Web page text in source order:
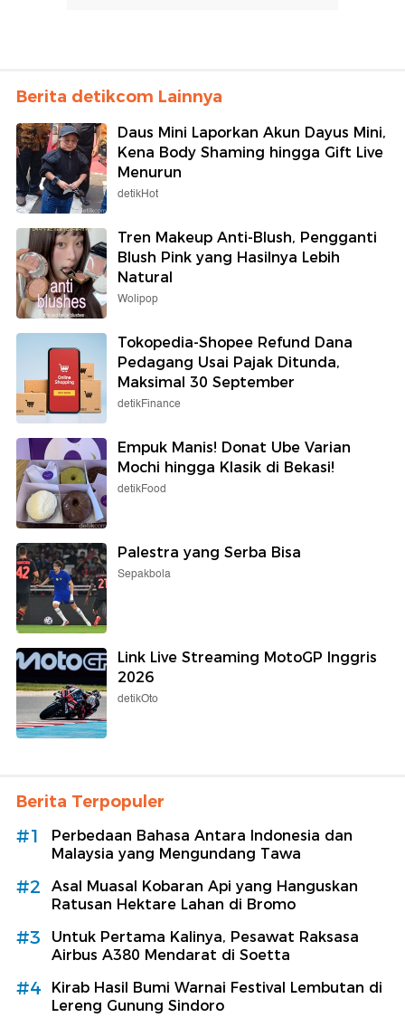
Berita detikcom Lainnya
Daus Mini Laporkan Akun Dayus Mini,
Kena Body Shaming hingga Gift Live
Menurun
detikHot
Tren Makeup Anti-Blush, Pengganti
Blush Pink yang Hasilnya Lebih
Natural
Wolipop
Tokopedia-Shopee Refund Dana
Pedagang Usai Pajak Ditunda,
Maksimal 30 September
detikFinance
Empuk Manis! Donat Ube Varian
Mochi hingga Klasik di Bekasi!
detikFood
Palestra yang Serba Bisa
Sepakbola
Link Live Streaming MotoGP Inggris
2026
detikOto
Berita Terpopuler
#1
Perbedaan Bahasa Antara Indonesia dan
Malaysia yang Mengundang Tawa
#2
Asal Muasal Kobaran Api yang Hanguskan
Ratusan Hektare Lahan di Bromo
#3
Untuk Pertama Kalinya, Pesawat Raksasa
Airbus A380 Mendarat di Soetta
#4
Kirab Hasil Bumi Warnai Festival Lembutan di
Lereng Gunung Sindoro